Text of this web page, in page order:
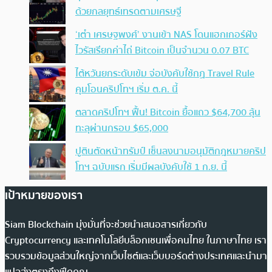
ด้วยกลยุทธ์เทรดตามเศรษฐี
‘เต๋า เศรษฐพงศ์’ งานเข้า NAS โดนแฮกเกอร์ฝัง
ไวรัสเรียกค่าไถ่ Bitcoin เป็นจำนวน 0.07 BTC
ไต้หวันยกระดับเข้ม จ่อบังคับใช้กฏ Travel Rule
คุมโอนคริปโทฯ เริ่ม ต.ค. นี้
ตลาดคริปโทฯ ฟื้น! Bitcoin ยื้อแถว $64,700 ลุ้น
ทะลุผ่านกรอบ $65,000
ปูตินตัดหน้าทรัมป์ เซ็นลงนามอนุมัติกฎหมายคริป
โทฯ ฉบับแรก เริ่มมีผลบังคับใช้ 1 ก.ย. นี้
เป้าหมายของเรา
Siam Blockchain มุ่งมั่นที่จะช่วยนำเสนอสารเกี่ยวกับ
Cryptocurrency และเทคโนโลยีบล็อกเชนเพื่อคนไทย ในภาษาไทย เรา
รวบรวมข้อมูลส่วนใหญ่จากเว็บไซต์และเว็บบอร์ดต่างประเทศและนำมา